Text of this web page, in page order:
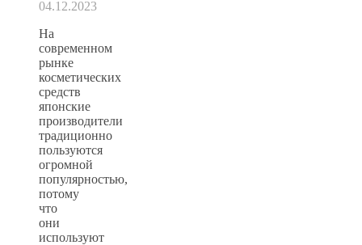
04.12.2023
На
современном
рынке
косметических
средств
японские
производители
традиционно
пользуются
огромной
популярностью,
потому
что
они
используют